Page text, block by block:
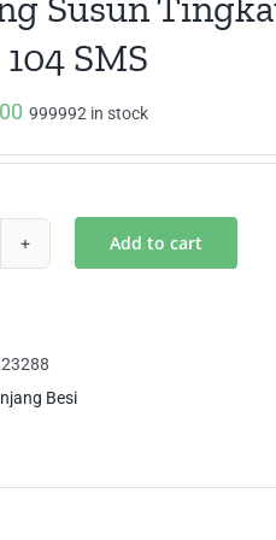
SMS
999992 in stock
Add to cart
Besi